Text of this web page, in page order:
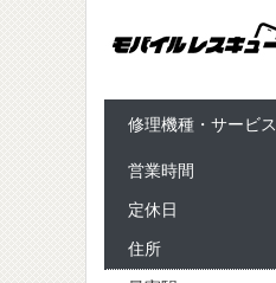
修理機種・サービス
営業時間
定休日
住所